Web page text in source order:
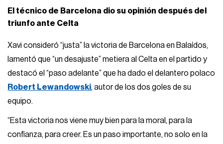
El técnico de Barcelona dio su opinión después del
triunfo ante Celta
Xavi consideró “justa” la victoria de Barcelona en Balaídos,
lamentó que “un desajuste” metiera al Celta en el partido y
destacó el “paso adelante” que ha dado el delantero polaco
Robert Lewandowski, autor de los dos goles de su
equipo.
“Esta victoria nos viene muy bien para la moral, para la
confianza, para creer. Es un paso importante, no solo en la